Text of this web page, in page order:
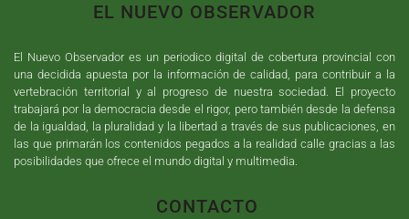
EL NUEVO OBSERVADOR
El Nuevo Observador es un periodico digital de cobertura provincial con
una decidida apuesta por la información de calidad, para contribuir a la
vertebración territorial y al progreso de nuestra sociedad. El proyecto
trabajará por la democracia desde el rigor, pero también desde la defensa
de la igualdad, la pluralidad y la libertad a través de sus publicaciones, en
las que primarán los contenidos pegados a la realidad calle gracias a las
posibilidades que ofrece el mundo digital y multimedia.
CONTACTO